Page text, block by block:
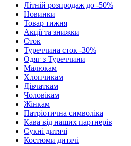
Літній розпродаж до -50%
Новинки
Товар тижня
Акції та знижки
Сток
Туреччина сток -30%
Одяг з Туреччини
Малюкам
Хлопчикам
Дівчаткам
Чоловікам
Жінкам
Патріотична символіка
Кава від наших партнерів
Сукні дитячі
Костюми дитячі